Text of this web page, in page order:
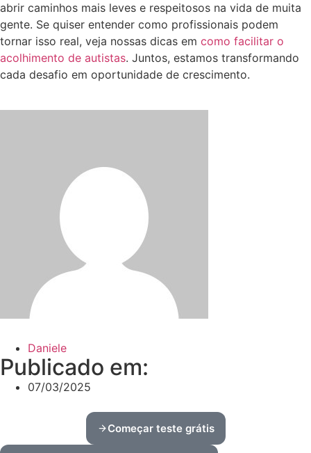
abrir caminhos mais leves e respeitosos na vida de muita
gente. Se quiser entender como profissionais podem
tornar isso real, veja nossas dicas em como facilitar o
acolhimento de autistas. Juntos, estamos transformando
cada desafio em oportunidade de crescimento.
Daniele
Publicado em:
07/03/2025
Começar teste grátis